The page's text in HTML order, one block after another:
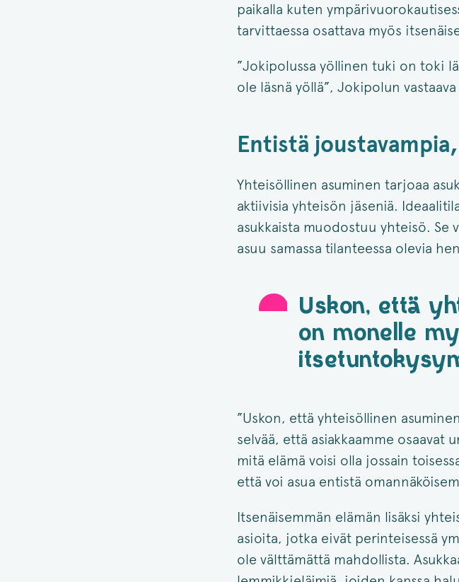
paikalla kuten
tarvittaessa osattava myös
”Jokipolussa yöllinen tuki on toki
ole läsnä yöllä”, Jokipolun
Entistä
Yhteisöllinen asuminen tarjoaa
aktiivisia yhteisön jäseniä.
asukkaista muodostuu yhteisö. Se
asuu samassa tilanteessa olevia
Uskon, että
on monelle
”Uskon, että yhteisöllinen
selvää, että asiakkaamme
mitä elämä voisi olla jossain
että voi asua entistä
Itsenäisemmän elämän lisäksi
asioita, jotka eivät perinteisessä
ole välttämättä mahdollista.